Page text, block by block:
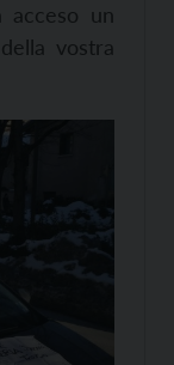
acceso un
vostra